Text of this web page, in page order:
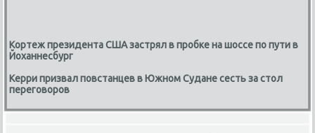
Кортеж президента США застрял в пробке на шоссе по пути в
Йоханнесбург
Керри призвал повстанцев в Южном Судане сесть за стол
переговоров